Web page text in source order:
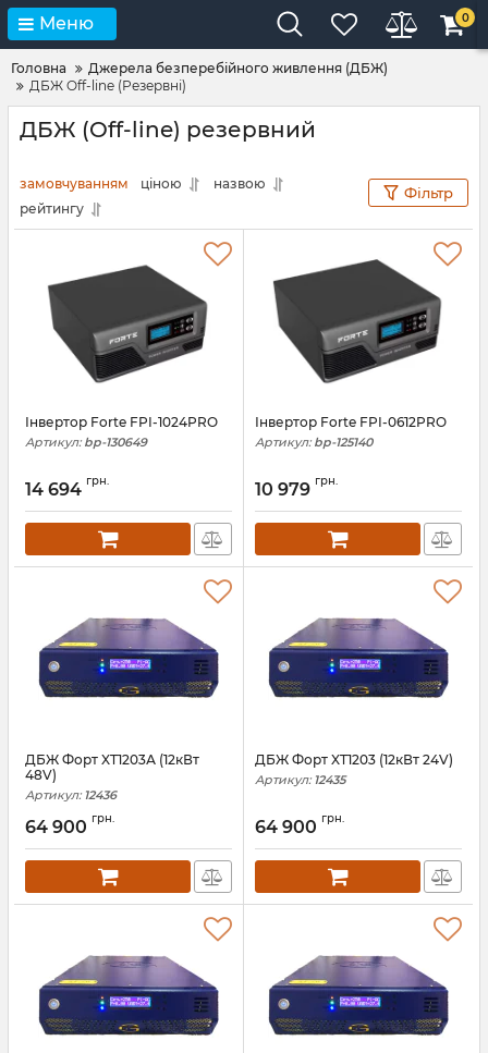
Меню 0
Головна
Джерела безперебійного живлення (ДБЖ)
ДБЖ Off-line (Резервні)
ДБЖ (Off-line) резервний
замовчуванням ціною
назвою
рейтингу
Фільтр
Інвертор Forte FPI-1024PRO
Артикул: bp-130649
14 694 грн.
Інвертор Forte FPI-0612PRO
Артикул: bp-125140
10 979 грн.
ДБЖ Форт XT1203А (12кВт
48V)
Артикул: 12436
64 900 грн.
ДБЖ Форт XT1203 (12кВт 24V)
Артикул: 12435
64 900 грн.